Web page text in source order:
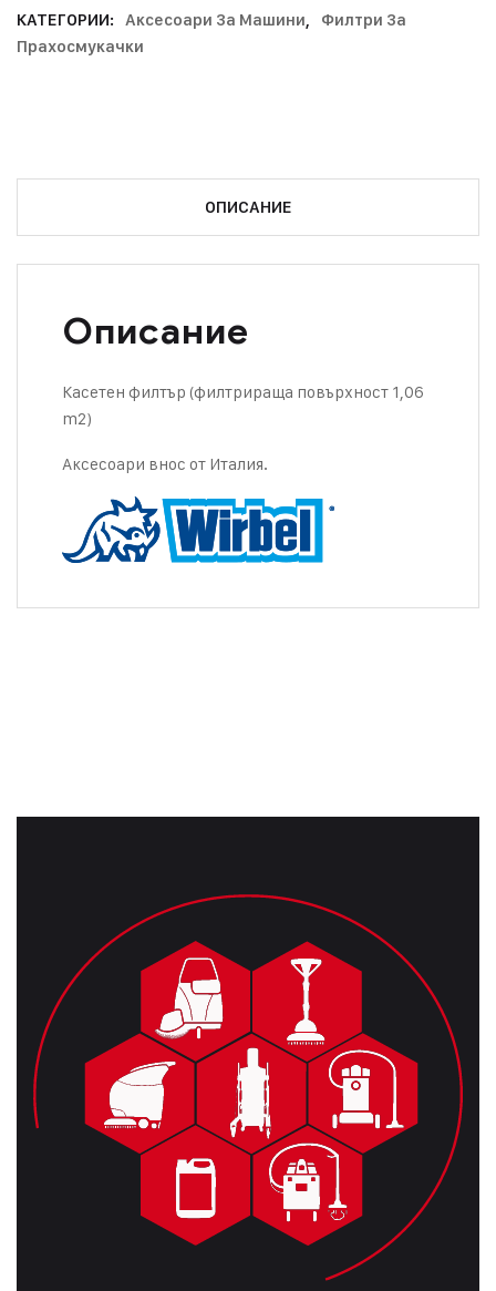
КАТЕГОРИИ:
Аксесоари За Машини,
Филтри За
Прахосмукачки
ОПИСАНИЕ
Описание
Касетен филтър (филтрираща повърхност 1,06
m2)
Аксесоари внос от Италия.